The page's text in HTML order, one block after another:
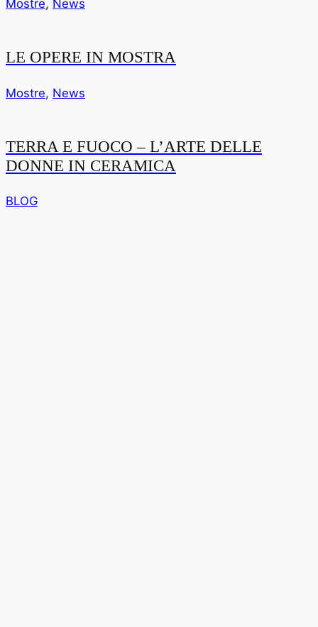
Mostre, News
LE OPERE IN MOSTRA
Mostre, News
TERRA E FUOCO – L’ARTE DELLE
DONNE IN CERAMICA
BLOG